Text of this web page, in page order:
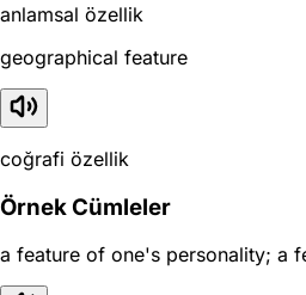
anlamsal özellik
geographical feature
coğrafi özellik
Örnek Cümleler
a feature of one's personality; a